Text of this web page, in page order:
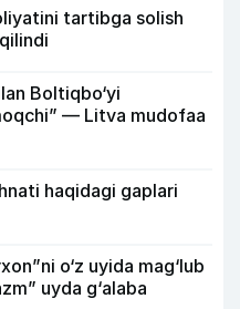
tartibga solish
Boltiqbo‘yi
— Litva mudofaa
haqidagi gaplari
o‘z uyida mag‘lub
uyda g‘alaba